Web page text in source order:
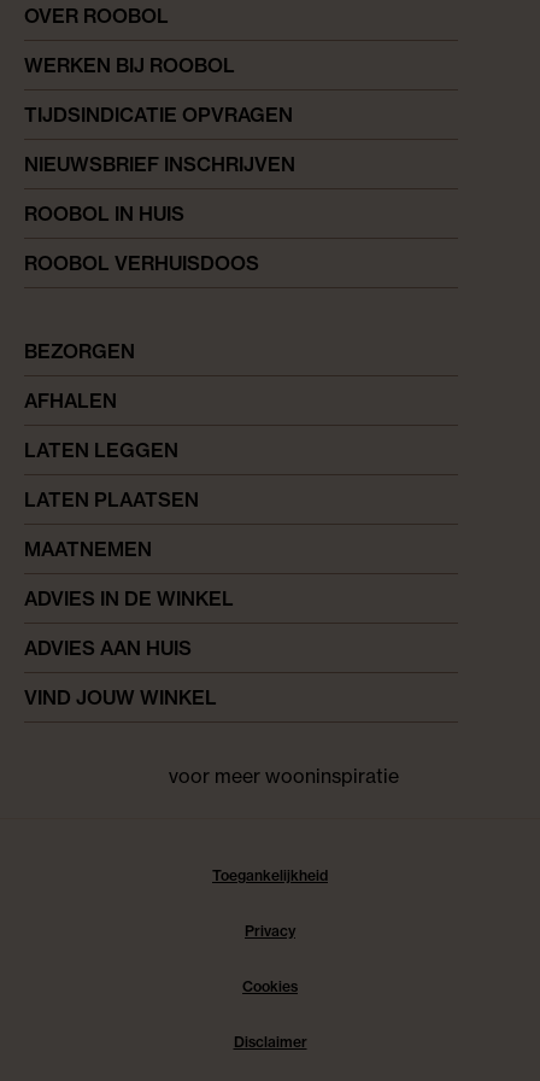
OVER ROOBOL
WERKEN BIJ ROOBOL
TIJDSINDICATIE OPVRAGEN
NIEUWSBRIEF INSCHRIJVEN
ROOBOL IN HUIS
ROOBOL VERHUISDOOS
BEZORGEN
AFHALEN
LATEN LEGGEN
LATEN PLAATSEN
MAATNEMEN
ADVIES IN DE WINKEL
ADVIES AAN HUIS
VIND JOUW WINKEL
voor meer wooninspiratie
Toegankelijkheid
Privacy
Cookies
Disclaimer